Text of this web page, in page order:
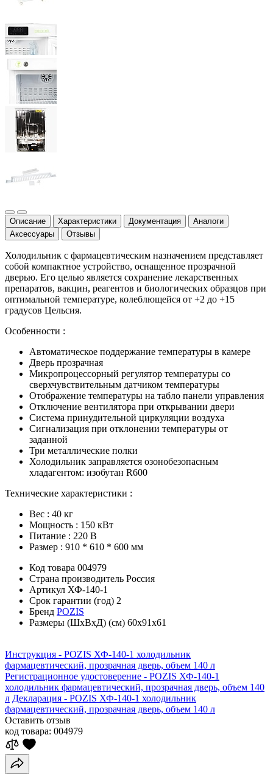
Описание Характеристики Документация
Аналоги
Аксессуары
Отзывы
Холодильник с фармацевтическим назначением представляет
собой компактное устройство, оснащенное прозрачной
дверью. Его целью является сохранение лекарственных
препаратов, вакцин, реагентов и биологических образцов при
оптимальной температуре, колеблющейся от +2 до +15
градусов Цельсия.
Особенности :
Автоматическое поддержание температуры в камере
Дверь прозрачная
Микропроцессорный регулятор температуры со
сверхчувствительным датчиком температуры
Отображение температуры на табло панели управления
Отключение вентилятора при открывании двери
Система принудительной циркуляции воздуха
Сигнализация при отклонении температуры от
заданной
Три металлические полки
Холодильник заправляется озонобезопасным
хладагентом: изобутан R600
Технические характеристики :
Вес : 40 кг
Мощность : 150 кВт
Питание : 220 В
Размер : 910 * 610 * 600 мм
Код товара 004979
Страна производитель Россия
Артикул ХФ-140-1
Срок гарантии (год) 2
Бренд POZIS
Размеры (ШхВхД) (см) 60х91х61
Инструкция - POZIS ХФ-140-1 холодильник
фармацевтический, прозрачная дверь, объем 140 л
Регистрационное удостоверение - POZIS ХФ-140-1
холодильник фармацевтический, прозрачная дверь, объем 140
л Декларация - POZIS ХФ-140-1 холодильник
фармацевтический, прозрачная дверь, объем 140 л
Оставить отзыв
код товара: 004979